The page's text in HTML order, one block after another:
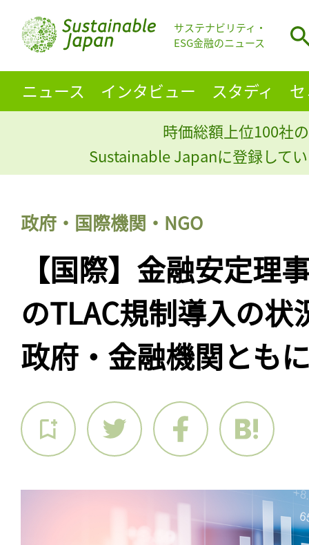
サステナビリティ・
ESG金融のニュース
ニュース インタビュー スタディ
時価総額上位100社
Sustainable Japanに登録して
政府・国際機関・NGO
【国際】金融安定理
のTLAC規制導入の状
政府・金融機関とも